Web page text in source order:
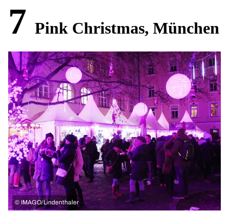
7 Pink Christmas, München
© IMAGO/Lindenthaler